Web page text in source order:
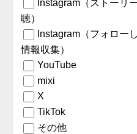
Instagram（ストーリ
聴）
Instagram（フォロー
情報収集）
YouTube
mixi
X
TikTok
その他